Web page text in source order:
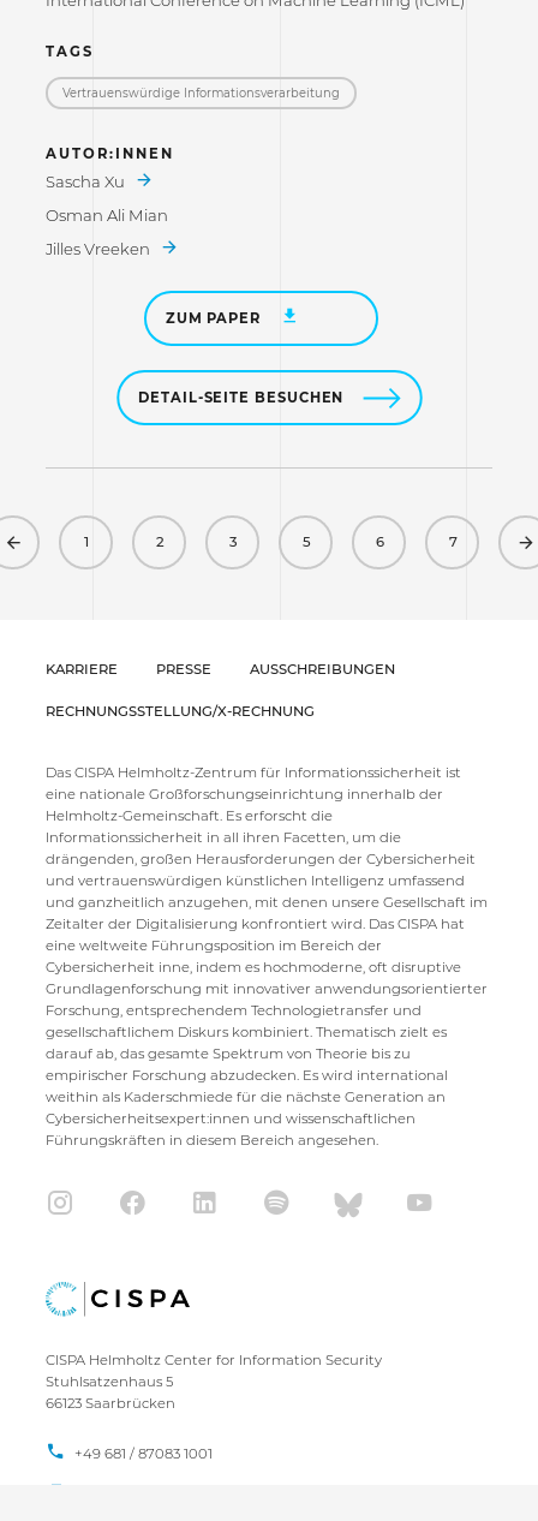
TAGS
Vertrauenswürdige Informations­verarbeitung
AUTOR:INNEN
Sascha Xu
Osman Ali Mian
Jilles Vreeken
ZUM PAPER
DETAIL-SEITE BESUCHEN
Previous1 2 3 5 6 7
KARRIERE PRESSE AUSSCHREIBUNGEN
RECHNUNGSSTELLUNG/X-RECHNUNG
Das CISPA Helmholtz-Zentrum für Informationssicherheit ist
eine nationale Großforschungseinrichtung innerhalb der
Helmholtz-Gemeinschaft. Es erforscht die
Informationssicherheit in all ihren Facetten, um die
drängenden, großen Herausforderungen der Cybersicherheit
und vertrauenswürdigen künstlichen Intelligenz umfassend
und ganzheitlich anzugehen, mit denen unsere Gesellschaft im
Zeitalter der Digitalisierung konfrontiert wird. Das CISPA hat
eine weltweite Führungsposition im Bereich der
Cybersicherheit inne, indem es hochmoderne, oft disruptive
Grundlagenforschung mit innovativer anwendungsorientierter
Forschung, entsprechendem Technologietransfer und
gesellschaftlichem Diskurs kombiniert. Thematisch zielt es
darauf ab, das gesamte Spektrum von Theorie bis zu
empirischer Forschung abzudecken. Es wird international
weithin als Kaderschmiede für die nächste Generation an
Cybersicherheitsexpert:innen und wissenschaftlichen
Führungskräften in diesem Bereich angesehen.
CISPA Helmholtz Center for Information Security
Stuhlsatzenhaus 5
66123 Saarbrücken
+49 681 / 87083 1001